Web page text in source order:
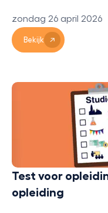
zondag 26 april 2026
Bekijk
Test voor
opleiding